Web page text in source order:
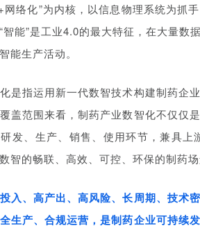
网络化”为内核，以信息物理系统为抓
智能”是工业4.0的最大特征，在大量
能生产活动。
是指运用新一代数智技术构建制药企
盖范围来看，制药产业数智化不仅仅
发、生产、销售、使用环节，兼具
智的畅联、高效、可控、环保的制药场
入、高产出、高风险、长周期、技术
生产、合规运营，是制药企业可持续